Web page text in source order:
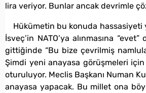
lira veriyor. Bunlar ancak devrimle
Hükümetin bu konuda hassasiyeti
İsveç’in NATO’ya alınmasına
gittiğinde “Bu bize çevrilmiş
Şimdi yeni anayasa görüşmeleri
oturuluyor. Meclis Başkanı Numan
anayasa yapacak. Bu millet ona